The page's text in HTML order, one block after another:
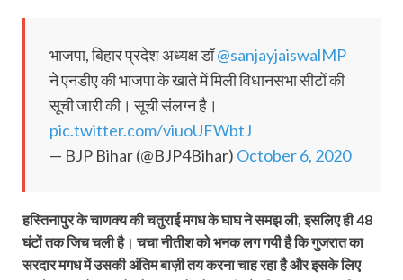
भाजपा, बिहार प्रदेश अध्यक्ष डॉ@sanjayjaiswalMP
ने एनडीए की भाजपा के खाते में मिली विधानसभा सीटों की
सूची जारी की। सूची संलग्न है।
pic.twitter.com/viuoUFWbtJ
— BJP Bihar (@BJP4Bihar) October 6, 2020
हस्तिनापुर के चाणक्य की चतुराई मगध के घाघ ने समझ ली, इसलिए ही 48
घंटों तक जिच चली है। चचा नीतीश को भनक लग गयी है कि गुजरात का
सरदार मगध में उसकी अंतिम बाज़ी तय करना चाह रहा है और इसके लिए